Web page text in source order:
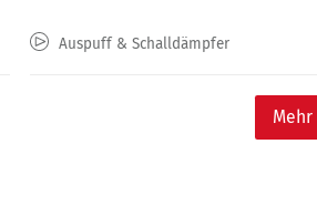
Auspuff & Schalldämpfer
Mehr